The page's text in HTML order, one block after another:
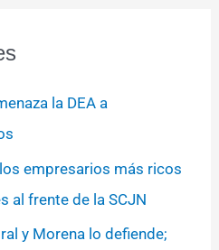
la DEA a
empresarios más ricos
al frente de la SCJN
y Morena lo defiende;